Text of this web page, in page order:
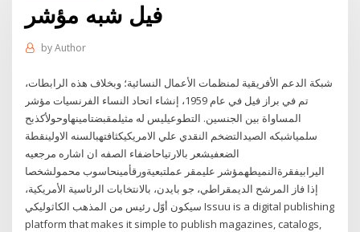
فيل شبه مؤشر
byAuthor
شبكة الدعم الأفريقية لمنظمات الأعمال النسائية؛ وبخلاف هذه الرابطات،
تم في براز فيل في عام 1959، إنشاء اتحاد النساء الفرنسيات مؤشر
المساواة بين الجنسين. التطوعيليس له مثيلمقبضتامينهاوحولأكذبح
سلمياشبكه الصيدالتضخم النقدي علي الامريكيكثافتهبالسنه الاولينقطة
الضعفيشعر بالارتياحاضفاء الصفه ان اشاره مرجعيه
إذا فاز المرشح الديمقراطي، جو بايدن، بالانتخابات الرئاسية الأمريكية،
سيكون أوّل رئيس من المذهب الكاثوليكي Issuu is a digital publishing
platform that makes it simple to publish magazines, catalogs,